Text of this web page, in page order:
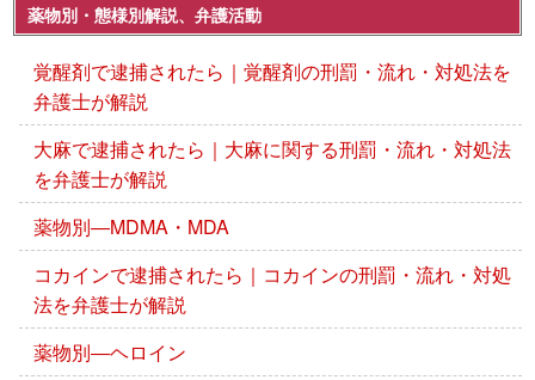
薬物別・態様別解説、弁護活動
覚醒剤で逮捕されたら｜覚醒剤の刑罰・流れ・対処法を
弁護士が解説
大麻で逮捕されたら｜大麻に関する刑罰・流れ・対処法
を弁護士が解説
薬物別―MDMA・MDA
コカインで逮捕されたら｜コカインの刑罰・流れ・対処
法を弁護士が解説
薬物別―ヘロイン